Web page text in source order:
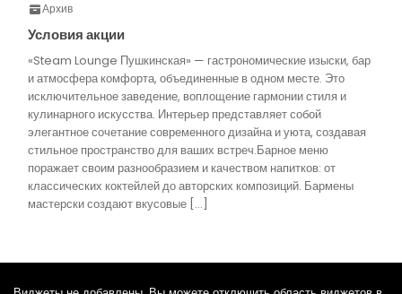
Архив
Условия акции
«Steam Lounge Пушкинская» — гастрономические изыски, бар
и атмосфера комфорта, объединенные в одном месте. Это
исключительное заведение, воплощение гармонии стиля и
кулинарного искусства. Интерьер представляет собой
элегантное сочетание современного дизайна и уюта, создавая
стильное пространство для ваших встреч.Барное меню
поражает своим разнообразием и качеством напитков: от
классических коктейлей до авторских композиций. Бармены
мастерски создают вкусовые […]